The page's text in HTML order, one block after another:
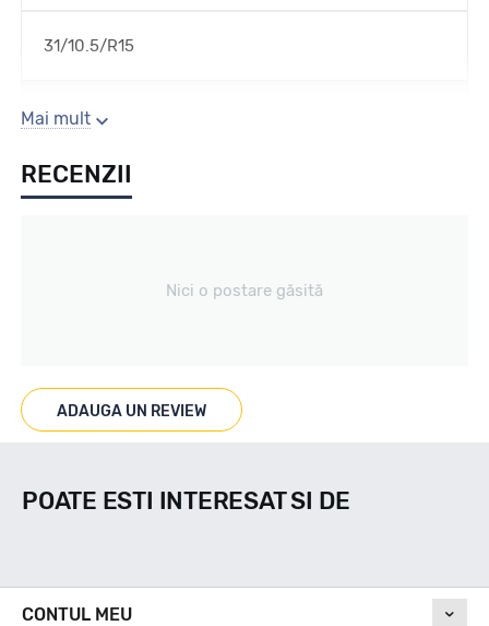
31/10.5/R15
Sezon
All season / Off Road
Marcaje
Q
Mai mult
RECENZII
Nici o postare găsită
ADAUGA UN REVIEW
POATE ESTI INTERESAT SI DE
CONTUL MEU